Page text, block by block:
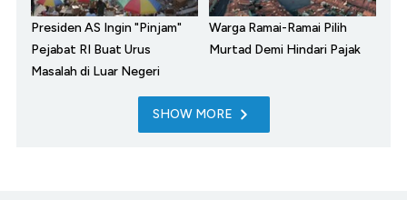
Presiden AS Ingin "Pinjam"
Pejabat RI Buat Urus
Masalah di Luar Negeri
Warga Ramai-Ramai Pilih
Murtad Demi Hindari Pajak
SHOW MORE